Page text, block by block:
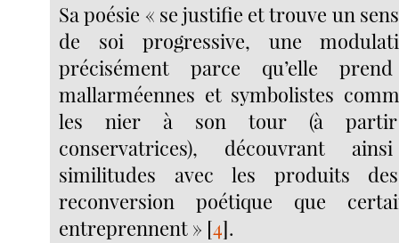
Sa poésie « se justifie et trouve un
de soi progressive, une
précisément parce qu’elle
mallarméennes et symbolistes
les nier à son tour (à partir
conservatrices), découvrant
similitudes avec les produits
reconversion poétique que
entreprennent » [4].